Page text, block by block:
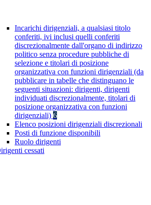
Incarichi dirigenziali, a qualsiasi titolo
conferiti, ivi inclusi quelli conferiti
discrezionalmente dall'organo di indirizzo
politico senza procedure pubbliche di
selezione e titolari di posizione
organizzativa con funzioni dirigenziali (da
pubblicare in tabelle che distinguano le
seguenti situazioni: dirigenti, dirigenti
individuati discrezionalmente, titolari di
posizione organizzativa con funzioni
dirigenziali) 6
Elenco posizioni dirigenziali discrezionali
Posti di funzione disponibili
Ruolo dirigenti
cessati